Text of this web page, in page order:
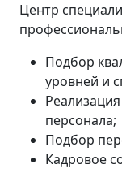
Центр
Подбор
уровней и
персонала;
Подбор
Кадровое